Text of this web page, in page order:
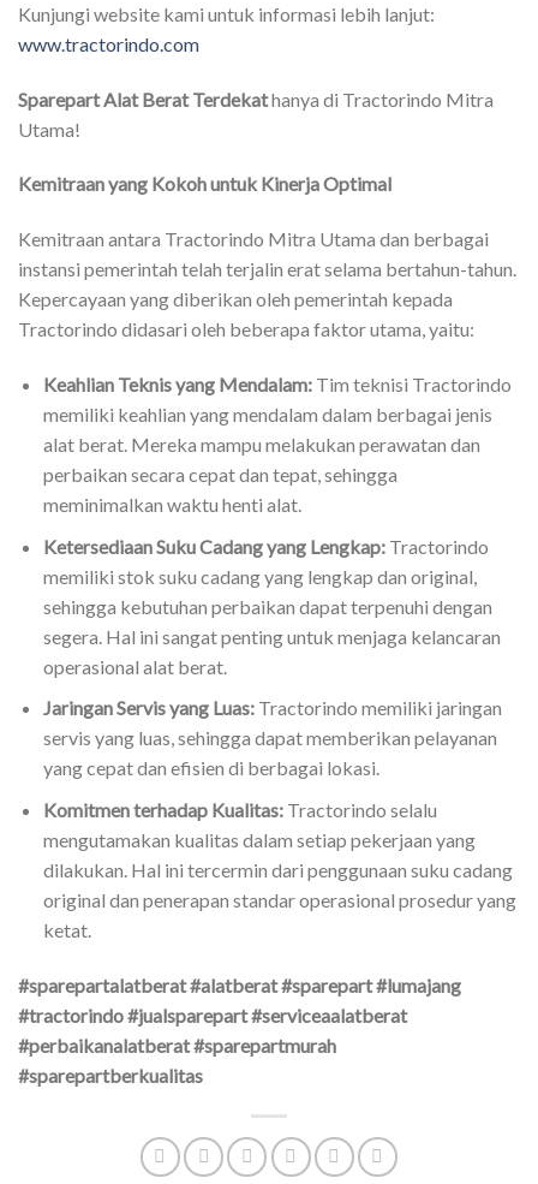
Kunjungi website kami untuk informasi lebih lanjut:
www.tractorindo.com
Sparepart Alat Berat Terdekathanya di Tractorindo Mitra
Utama!
Kemitraan yang Kokoh untuk Kinerja Optimal
Kemitraan antara Tractorindo Mitra Utama dan berbagai
instansi pemerintah telah terjalin erat selama bertahun-tahun.
Kepercayaan yang diberikan oleh pemerintah kepada
Tractorindo didasari oleh beberapa faktor utama, yaitu:
Keahlian Teknis yang Mendalam:Tim teknisi Tractorindo
memiliki keahlian yang mendalam dalam berbagai jenis
alat berat. Mereka mampu melakukan perawatan dan
perbaikan secara cepat dan tepat, sehingga
meminimalkan waktu henti alat.
Ketersediaan Suku Cadang yang Lengkap:Tractorindo
memiliki stok suku cadang yang lengkap dan original,
sehingga kebutuhan perbaikan dapat terpenuhi dengan
segera. Hal ini sangat penting untuk menjaga kelancaran
operasional alat berat.
Jaringan Servis yang Luas:Tractorindo memiliki jaringan
servis yang luas, sehingga dapat memberikan pelayanan
yang cepat dan efisien di berbagai lokasi.
Komitmen terhadap Kualitas:Tractorindo selalu
mengutamakan kualitas dalam setiap pekerjaan yang
dilakukan. Hal ini tercermin dari penggunaan suku cadang
original dan penerapan standar operasional prosedur yang
ketat.
#sparepartalatberat #alatberat #sparepart #lumajang
#tractorindo #jualsparepart #serviceaalatberat
#perbaikanalatberat #sparepartmurah
#sparepartberkualitas